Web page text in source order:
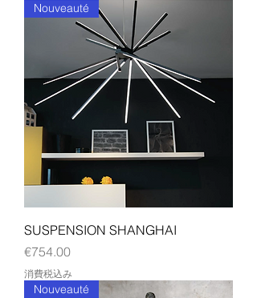
Nouveauté
SUSPENSION SHANGHAI
価格
€754.00
消費税込み
Nouveauté